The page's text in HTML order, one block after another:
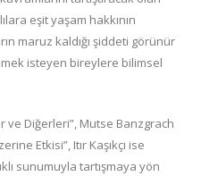
eşit yaşam hakkının
maruz kaldığı şiddeti görünür
isteyen bireylere bilimsel
ve Diğerleri”, Mutse Banzgrach
Etkisi”, Itır Kaşıkçı ise
sunumuyla tartışmaya yön